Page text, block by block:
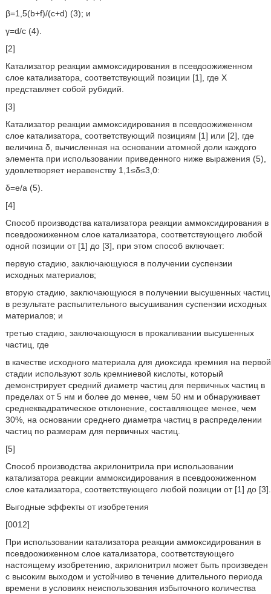
β=1,5(b+f)/(c+d) (3); и
γ=d/c (4).
[2]
Катализатор реакции аммоксидирования в псевдоожиженном
слое катализатора, соответствующий позиции [1], где Х
представляет собой рубидий.
[3]
Катализатор реакции аммоксидирования в псевдоожиженном
слое катализатора, соответствующий позициям [1] или [2], где
величина δ, вычисленная на основании атомной доли каждого
элемента при использовании приведенного ниже выражения (5),
удовлетворяет неравенству 1,1≤δ≤3,0:
δ=е/а (5).
[4]
Способ производства катализатора реакции аммоксидирования в
псевдоожиженном слое катализатора, соответствующего любой
одной позиции от [1] до [3], при этом способ включает:
первую стадию, заключающуюся в получении суспензии
исходных материалов;
вторую стадию, заключающуюся в получении высушенных частиц
в результате распылительного высушивания суспензии исходных
материалов; и
третью стадию, заключающуюся в прокаливании высушенных
частиц, где
в качестве исходного материала для диоксида кремния на первой
стадии используют золь кремниевой кислоты, который
демонстрирует средний диаметр частиц для первичных частиц в
пределах от 5 нм и более до менее, чем 50 нм и обнаруживает
среднеквадратическое отклонение, составляющее менее, чем
30%, на основании среднего диаметра частиц в распределении
частиц по размерам для первичных частиц.
[5]
Способ производства акрилонитрила при использовании
катализатора реакции аммоксидирования в псевдоожиженном
слое катализатора, соответствующего любой позиции от [1] до [3].
Выгодные эффекты от изобретения
[0012]
При использовании катализатора реакции аммоксидирования в
псевдоожиженном слое катализатора, соответствующего
настоящему изобретению, акрилонитрил может быть произведен
с высоким выходом и устойчиво в течение длительного периода
времени в условиях неиспользования избыточного количества